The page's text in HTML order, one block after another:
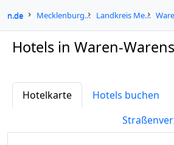
in.de Mecklenburg-Vorpommern Landkreis Mecklenburgische Seenplatte
Hotels in Waren-
Hotelkarte
Hotels buchen